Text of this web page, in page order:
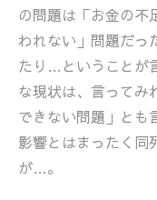
の問題は「お金の不
われない」問題だっ
たり…ということが
な現状は、言ってみ
できない問題」とも
影響とはまったく同
が…。